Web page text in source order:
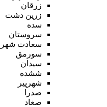
زرقان
زرین دشت
سده
سروستان
سعادت شهر
سورمق
سیدان
ششده
شهرپیر
صدرا
صغاد